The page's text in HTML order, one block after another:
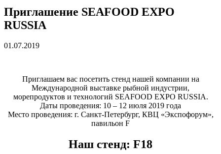
Приглашение SEAFOOD EXPO
RUSSIA
01.07.2019
Приглашаем вас посетить стенд нашей компании на
Международной выставке рыбной индустрии,
морепродуктов и технологий SEAFOOD EXPO RUSSIA.
Даты проведения: 10 – 12 июля 2019 года
Место проведения: г. Санкт-Петербург, КВЦ «Экспофорум»,
павильон F
Наш стенд: F18